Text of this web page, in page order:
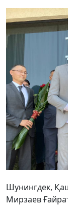
Шунингдек,
Мирзаев